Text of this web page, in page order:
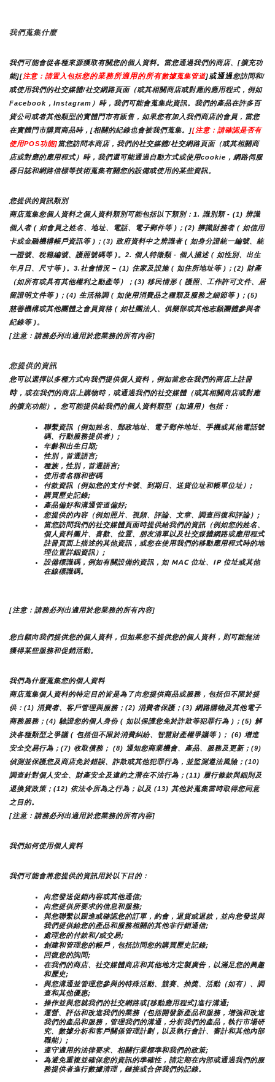
我們蒐集什麼
我們可能會從各種來源獲取有關您的個人資料。當您通過我們的商店、[擴充功
能][注意：請置入包括您的業務所適用的所有數據蒐集管道]或通過您訪問和/
或使用我們的社交媒體/社交網路頁面（或其相關商店或對應的應用程式，例如
Facebook，Instagram）時，我們可能會蒐集此資訊。我們的產品在許多百
貨公司或者其他類型的實體門市有販售，如果您有加入我們商店的會員，當您
在實體門市購買商品時，[相關的紀錄也會被我們蒐集。][注意：請確認是否有
使用POS功能]當您訪問本商店，我們的社交媒體/社交網路頁面（或其相關商
店或對應的應用程式）時，我們還可能通過自動方式或使用cookie，網路伺服
器日誌和網路信標等技術蒐集有關您的設備或使用的某些資訊。
您提供的資訊類別
商店蒐集您個人資料之個人資料類別可能包括以下類別：1. 識別類 - (1) 辨識
個人者 ( 如會員之姓名、地址、電話、電子郵件等 )；(2) 辨識財務者 ( 如信用
卡或金融機構帳戶資訊等 )；(3) 政府資料中之辨識者 ( 如身分證統一編號、統
一證號、稅籍編號、護照號碼等 )。2. 個人特徵類 - 個人描述 ( 如性別、出生
年月日、尺寸等 )。3.社會情況 – (1) 住家及設施 ( 如住所地址等 )；(2) 財產
（如所有或具有其他權利之動產等）；(3) 移民情形 ( 護照、工作許可文件、居
留證明文件等 )；(4) 生活格調 ( 如使用消費品之種類及服務之細節等 )；(5)
慈善機構或其他團體之會員資格 ( 如社團法人、俱樂部或其他志願團體參與者
紀錄等 )。
[注意：請務必列出適用於您業務的所有內容]
您提供的資訊
您可以選擇以多種方式向我們提供個人資料，例如當您在我們的商店上註冊
時，或在我們的商店上購物時，或通過我們的社交媒體（或其相關商店或對應
的擴充功能）。您可能提供給我們的個人資料類型（如適用）包括：
聯繫資訊（例如姓名、郵政地址、電子郵件地址、手機或其他電話號
碼、行動服務提供者）;
年齡和出生日期;
性別，首選語言;
種族，性別，首選語言;
使用者名稱和密碼
付款資訊（例如您的支付卡號、到期日、送貨位址和帳單位址）;
購買歷史記錄;
產品偏好和溝通管道偏好;
您提供的內容（例如照片、視頻、評論、文章、調查回復和評論）;
當您訪問我們的社交媒體頁面時提供給我們的資訊（例如您的姓名、
個人資料圖片、喜歡、位置、朋友清單以及社交媒體網路或應用程式
註冊頁面上描述的其他資訊，或您在使用我們的移動應用程式時的地
理位置詳細資訊）;
設備標識碼，例如有關設備的資訊，如 MAC 位址、IP 位址或其他
在線標識碼。
[注意：請務必列出適用於您業務的所有內容]
您自願向我們提供您的個人資料，但如果您不提供您的個人資料，則可能無法
獲得某些服務和促銷活動。
我們為什麼蒐集您的個人資料
商店蒐集個人資料的特定目的皆是為了向您提供商品或服務，包括但不限於提
供：(1) 消費者、客戶管理與服務；(2) 消費者保護；(3) 網路購物及其他電子
商務服務；(4) 驗證您的個人身份 ( 如以保護您免於詐欺等犯罪行為 )；(5) 解
決各種類型之爭議 ( 包括但不限於消費糾紛、智慧財產權爭議等 )； (6) 增進
安全交易行為；(7) 收取債務； (8) 通知您商業機會、產品、服務及更新；(9)
偵測並保護您及商店免於錯誤、詐欺或其他犯罪行為，並監測遵法風險；(10)
調查針對個人安全、財產安全及違約之潛在不法行為；(11) 履行條款與細則及
退換貨政策；(12) 依法令所為之行為；以及 (13) 其他於蒐集當時取得您同意
之目的。
[注意：請務必列出適用於您業務的所有內容]
我們如何使用個人資料
我們可能會將您提供的資訊用於以下目的：
向您發送促銷內容或其他通信;
向您提供所要求的信息和服務;
與您聯繫以跟進或確認您的訂單，約會，退貨或退款，並向您發送與
我們提供給您的產品和服務相關的其他非行銷通信;
處理您的付款和/或交易;
創建和管理您的帳戶，包括訪問您的購買歷史記錄;
回復您的詢問;
在我們的商店、社交媒體商店和其他地方定製廣告，以滿足您的興趣
和歷史;
與您溝通並管理您參與的特殊活動、競賽、抽獎、活動（如有）、調
查和其他優惠;
操作並與您就我們的社交網路或[移動應用程式]進行溝通;
運營、評估和改進我們的業務（包括開發新產品和服務，增強和改進
我們的產品和服務，管理我們的溝通，分析我們的產品，執行市場研
究、數據分析和客戶關係管理計劃，以及執行會計、審計和其他內部
職能）;
遵守適用的法律要求、相關行業標準和我們的政策;
為避免重複並確保您的資訊的準確性，請定期在內部或通過我們的服
務提供者進行數據清理，鏈接或合併我們的記錄。